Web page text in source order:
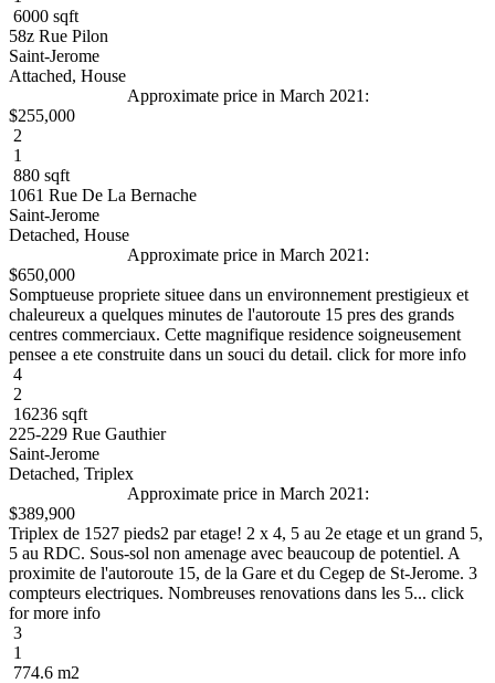
6000 sqft
58z Rue Pilon
Saint-Jerome
Attached, House
Approximate price in March 2021:
$255,000
2
1
880 sqft
1061 Rue De La Bernache
Saint-Jerome
Detached, House
Approximate price in March 2021:
$650,000
Somptueuse propriete situee dans un environnement prestigieux et
chaleureux a quelques minutes de l'autoroute 15 pres des grands
centres commerciaux. Cette magnifique residence soigneusement
pensee a ete construite dans un souci du detail. click for more info
4
2
16236 sqft
225-229 Rue Gauthier
Saint-Jerome
Detached, Triplex
Approximate price in March 2021:
$389,900
Triplex de 1527 pieds2 par etage! 2 x 4, 5 au 2e etage et un grand 5,
5 au RDC. Sous-sol non amenage avec beaucoup de potentiel. A
proximite de l'autoroute 15, de la Gare et du Cegep de St-Jerome. 3
compteurs electriques. Nombreuses renovations dans les 5... click
for more info
3
1
774.6 m2